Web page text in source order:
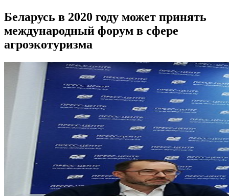
Беларусь в 2020 году может принять
международный форум в сфере
агроэкотуризма